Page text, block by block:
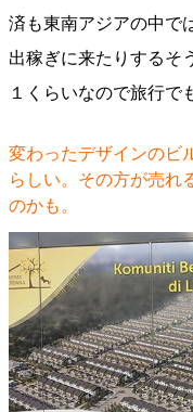
済も東南アジアの中で
出稼ぎに来たりするそ
１くらいなので旅行で
変わったデザインのビ
らしい。その方が売れ
のかも。